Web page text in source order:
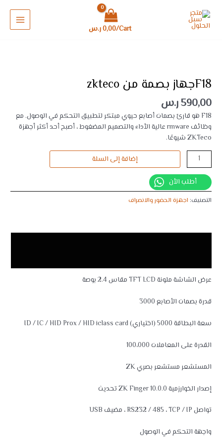
المحتوى
Cart/
0,00ر.س
MAIN
F18جهاز بصمة من zkteco
590,00ر.س
F18 هو قارئ بصمات أصابع حيوي مبتكر لتطبيق التحكم في الوصول. مع
وظائف rmware عالية الأداء والتصميم المضغوط ، أصبح أحد أكثر أجهزة
ZKTeco شيوعًا.
بصمة
من
zkteco
إضافة إلى السلة
أطلب الأن
التصنيف: اجهزة الحضور والانصراف
عرض الشاشة ملونة TFT LCD مقاس 2.4 بوصة
قدرة بصمات الأصابع 3000
سعة البطاقة 5000 (اختياري) ID / IC / HID Prox / HID iclass card
القدرة على المعاملات 100،000
المستشعر مستشعر بصري ZK
إصدار الخوارزمية ZK Finger 10.0.0 تحديث
تواصل RS232 / 485 ، TCP / IP ، مضيف USB
واجهة التحكم في الوصول